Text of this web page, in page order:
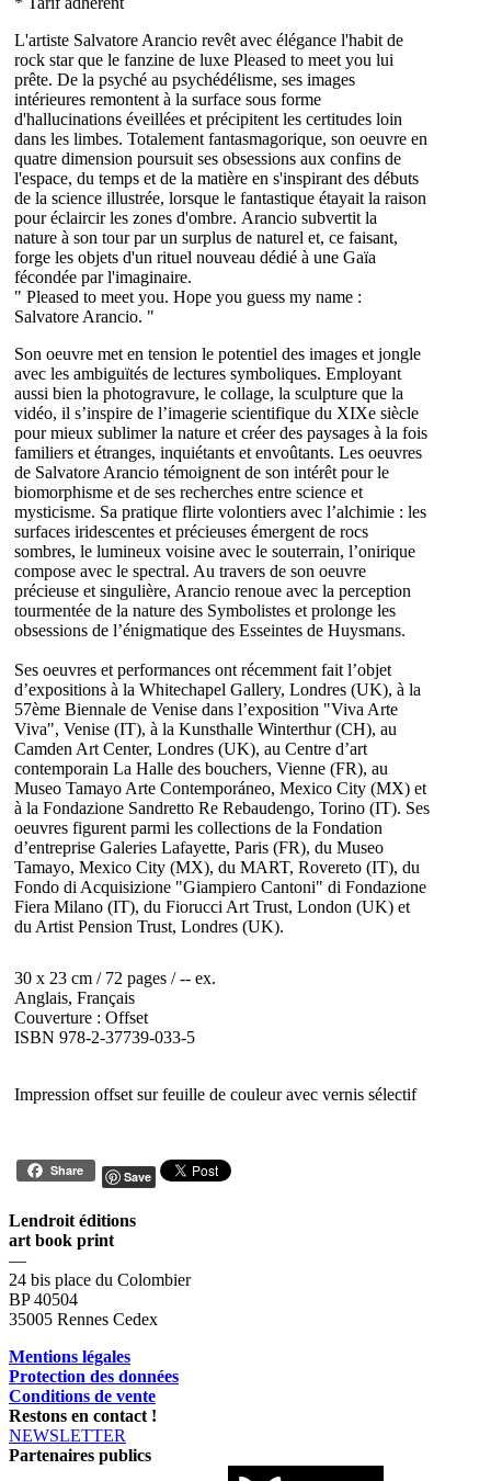
L'artiste Salvatore Arancio revêt avec élégance l'habit de
rock star que le fanzine de luxe Pleased to meet you lui
prête. De la psyché au psychédélisme, ses images
intérieures remontent à la surface sous forme
d'hallucinations éveillées et précipitent les certitudes loin
dans les limbes. Totalement fantasmagorique, son oeuvre en
quatre dimension poursuit ses obsessions aux confins de
l'espace, du temps et de la matière en s'inspirant des débuts
de la science illustrée, lorsque le fantastique étayait la raison
pour éclaircir les zones d'ombre. Arancio subvertit la
nature à son tour par un surplus de naturel et, ce faisant,
forge les objets d'un rituel nouveau dédié à une Gaïa
fécondée par l'imaginaire.
" Pleased to meet you. Hope you guess my name :
Salvatore Arancio. "
Son oeuvre met en tension le potentiel des images et jongle
avec les ambiguïtés de lectures symboliques. Employant
aussi bien la photogravure, le collage, la sculpture que la
vidéo, il s’inspire de l’imagerie scientifique du XIXe siècle
pour mieux sublimer la nature et créer des paysages à la fois
familiers et étranges, inquiétants et envoûtants. Les oeuvres
de Salvatore Arancio témoignent de son intérêt pour le
biomorphisme et de ses recherches entre science et
mysticisme. Sa pratique flirte volontiers avec l’alchimie : les
surfaces iridescentes et précieuses émergent de rocs
sombres, le lumineux voisine avec le souterrain, l’onirique
compose avec le spectral. Au travers de son oeuvre
précieuse et singulière, Arancio renoue avec la perception
tourmentée de la nature des Symbolistes et prolonge les
obsessions de l’énigmatique des Esseintes de Huysmans.
Ses oeuvres et performances ont récemment fait l’objet
d’expositions à la Whitechapel Gallery, Londres (UK), à la
57ème Biennale de Venise dans l’exposition "Viva Arte
Viva", Venise (IT), à la Kunsthalle Winterthur (CH), au
Camden Art Center, Londres (UK), au Centre d’art
contemporain La Halle des bouchers, Vienne (FR), au
Museo Tamayo Arte Contemporáneo, Mexico City (MX) et
à la Fondazione Sandretto Re Rebaudengo, Torino (IT). Ses
oeuvres figurent parmi les collections de la Fondation
d’entreprise Galeries Lafayette, Paris (FR), du Museo
Tamayo, Mexico City (MX), du MART, Rovereto (IT), du
Fondo di Acquisizione "Giampiero Cantoni" di Fondazione
Fiera Milano (IT), du Fiorucci Art Trust, London (UK) et
du Artist Pension Trust, Londres (UK).
30 x 23 cm / 72 pages / -- ex.
Anglais, Français
Couverture : Offset
ISBN 978-2-37739-033-5
Impression offset sur feuille de couleur avec vernis sélectif
Share Save
Lendroit éditions
art book print
—
24 bis place du Colombier
BP 40504
35005 Rennes Cedex
Mentions légales
Protection des données
Conditions de vente
Restons en contact !
NEWSLETTER
Partenaires publics